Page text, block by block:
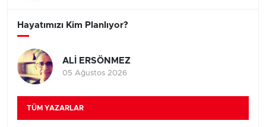
Hayatımızı Kim Planlıyor?
ALİ ERSÖNMEZ
05 Ağustos 2026
TÜM YAZARLAR